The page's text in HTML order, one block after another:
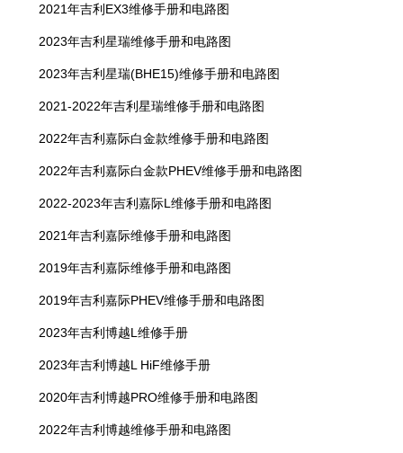
2021年吉利EX3维修手册和电路图
2023年吉利星瑞维修手册和电路图
2023年吉利星瑞(BHE15)维修手册和电路图
2021-2022年吉利星瑞维修手册和电路图
2022年吉利嘉际白金款维修手册和电路图
2022年吉利嘉际白金款PHEV维修手册和电路图
2022-2023年吉利嘉际L维修手册和电路图
2021年吉利嘉际维修手册和电路图
2019年吉利嘉际维修手册和电路图
2019年吉利嘉际PHEV维修手册和电路图
2023年吉利博越L维修手册
2023年吉利博越L HiF维修手册
2020年吉利博越PRO维修手册和电路图
2022年吉利博越维修手册和电路图